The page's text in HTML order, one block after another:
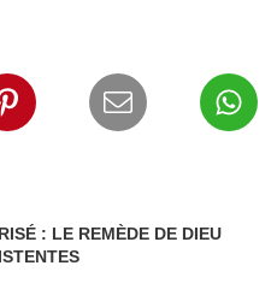
: LE REMÈDE DE DIEU